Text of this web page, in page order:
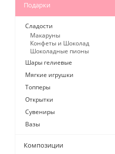
Подарки
Сладости
Макаруны
Конфеты и Шоколад
Шоколадные пионы
Шары гелиевые
Мягкие игрушки
Топперы
Открытки
Сувениры
Вазы
Композиции